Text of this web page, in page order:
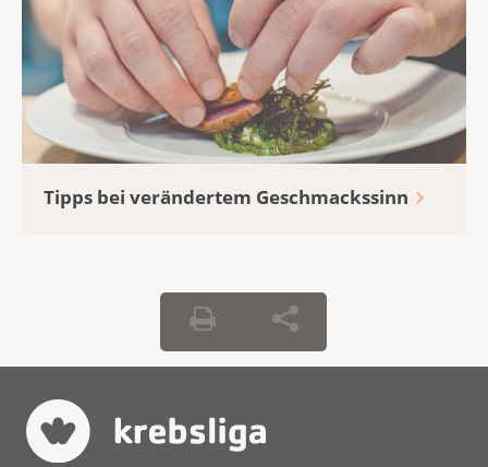
Tipps bei verändertem Geschmackssinn